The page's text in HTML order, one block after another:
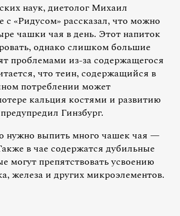
наук, диетолог Михаил
с «Ридусом» рассказал, что можно
чашки чая в день. Этот напиток
однако слишком большие
проблемами из-за содержащегося
что теин, содержащийся в
потреблении может
кальция костями и развитию
Гинзбург.
нужно выпить много чашек чая —
в чае содержатся дубильные
могут препятствовать усвоению
железа и других микроэлементов.